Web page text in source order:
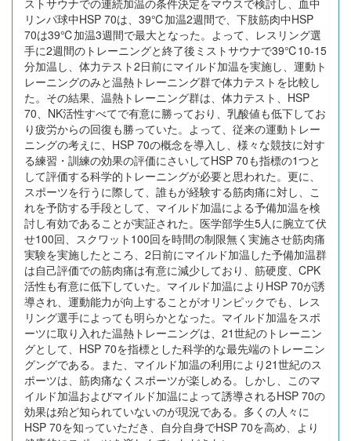
ストサウナでの連続加温の条件決定をマウスで検討し、血中
リンパ球中HSP 70は、39℃加温2週間で、下肢筋肉中HSP
70は39℃加温3週間で最大となった。よって、レスリング選
手に2週間のトレーニングと終了後ミストサウナで39℃10-15
分加温し、体力テスト2日前にマイルド加温を実施し、運動ト
レーニングのみと温熱トレーニング群で体力テストを比較し
た。その結果、温熱トレーニング群は、体力テスト、HSP
70、NK活性すべてで有意に勝っており、乳酸値も低下してお
り疲労からの回復も勝っていた。よって、従来の運動トレー
ニングの考えに、HSP 70の概念を導入し、様々な競技に対す
る練習・訓練の効果の評価にさいしてHSP 70も指標の1つと
して評価する科学的トレーニングが必要と思われた。更に、
スポーツを行うに際して、誰もが経験する筋肉痛に対し、こ
れを予防する手段として、マイルド加温による予備加温を検
討し有効であることが実証された。医学部学生5人に腕立て伏
せ100回、スクワット100回を時間の制限無く実施させ筋肉痛
実験を実施したところ、2日前にマイルド加温した予備加温群
は自己評価での筋肉痛は有意に減少しており、筋硬度、CPK
活性も有意に低下していた。マイルド加温によりHSP 70が誘
導され、運動能力が向上することがオリンピックでも、レス
リング選手によっても明らかとなった。マイルド加温をスポ
ーツに取り入れた温熱トレーニングは、21世紀のトレーニン
グとして、HSP 70を指標とした科学的な最先端のトレーニン
グングである。また、マイルド加温の利用により21世紀のス
ポーツは、筋肉痛なくスポーツが楽しめる。しかし、このマ
イルド加温およびマイルド加温によって誘導されるHSP 70の
効果は殆ど知られていないのが現況である。多くの人々に
HSP 70を知っていただき、自分自身でHSP 70を高め、より